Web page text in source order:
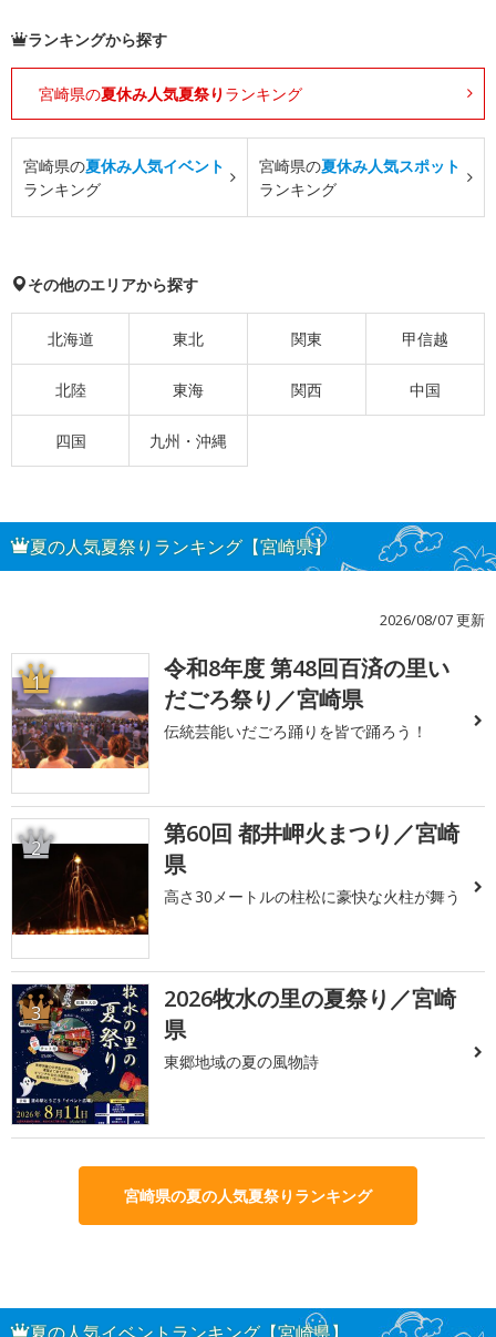
ランキングから探す
宮崎県の夏休み人気夏祭り ランキング
宮崎県の夏休み人気イベント
ランキング
宮崎県の夏休み人気スポット
ランキング
その他のエリアから探す
北海道 東北 関東 甲信越
北陸 東海 関西 中国
四国 九州・沖縄
夏の人気夏祭りランキング【宮崎県】
2026/08/07 更新
1
令和8年度 第48回百済の里い
だごろ祭り／宮崎県
伝統芸能いだごろ踊りを皆で踊ろう！
2
第60回 都井岬火まつり／宮崎
県
高さ30メートルの柱松に豪快な火柱が舞う
3
2026牧水の里の夏祭り／宮崎
県
東郷地域の夏の風物詩
宮崎県の夏の人気夏祭りランキング